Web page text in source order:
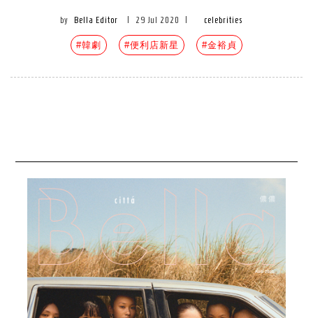
by Bella Editor 29 Jul 2020 celebrities
#韓劇 #便利店新星 #金裕貞